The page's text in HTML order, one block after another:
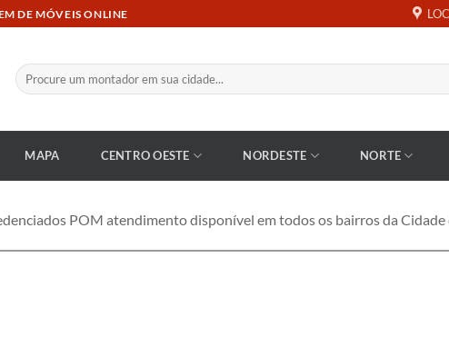
DE MÓVEIS ONLINE
Pesquisar
por:
MAPA CENTRO OESTE NORDESTE NORTE
POM atendimento disponível em todos os bairros da